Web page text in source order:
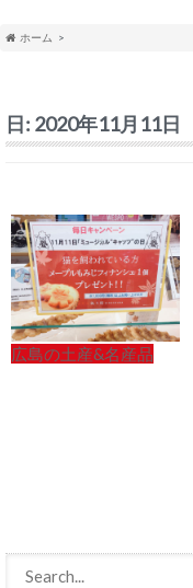
ホーム
日: 2020年11月11日
広島の土産&名産品